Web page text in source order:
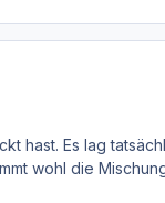
Es lag
wohl die